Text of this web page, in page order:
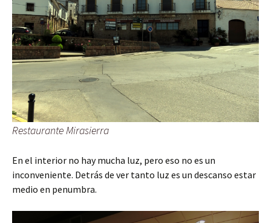
Restaurante Mirasierra
En el interior no hay mucha luz, pero eso no es un
inconveniente. Detrás de ver tanto luz es un descanso estar
medio en penumbra.